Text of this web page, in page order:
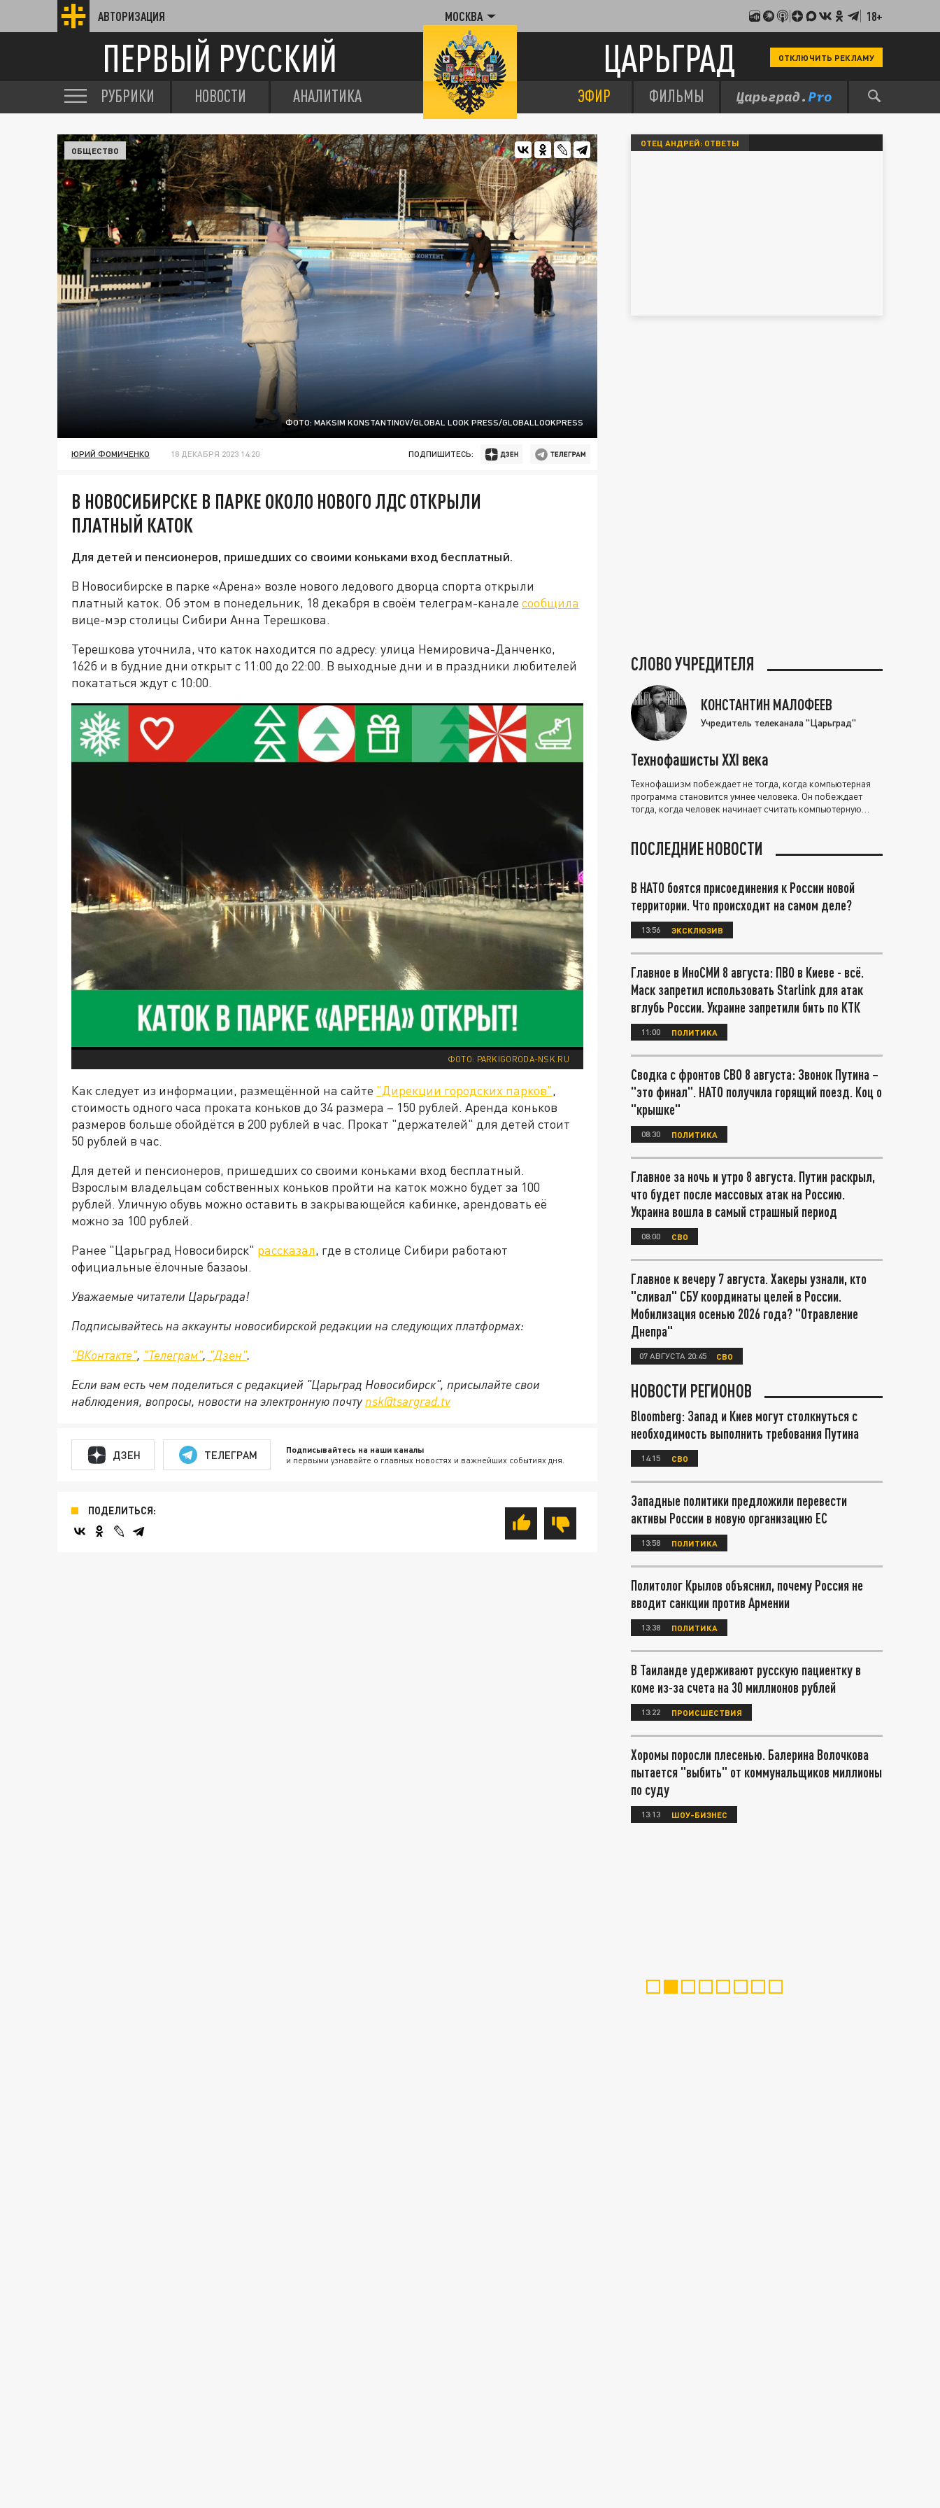
АВТОРИЗАЦИЯ МОСКВА 18+
ПЕРВЫЙ РУССКИЙ ЦАРЬГРАД ОТКЛЮЧИТЬ РЕКЛАМУ
РУБРИКИ НОВОСТИ АНАЛИТИКА ЭФИР ФИЛЬМЫ
ФОТО: MAKSIM KONSTANTINOV/GLOBAL LOOK PRESS/GLOBALLOOKPRESS
ОБЩЕСТВО
ЮРИЙ ФОМИЧЕНКО 18 ДЕКАБРЯ 2023 14:20 ПОДПИШИТЕСЬ:
В НОВОСИБИРСКЕ В ПАРКЕ ОКОЛО НОВОГО ЛДС ОТКРЫЛИ
ПЛАТНЫЙ КАТОК
Для детей и пенсионеров, пришедших со своими коньками вход бесплатный.
В Новосибирске в парке «Арена» возле нового ледового дворца спорта открыли
платный каток. Об этом в понедельник, 18 декабря в своём телеграм-канале сообщила
вице-мэр столицы Сибири Анна Терешкова.
Терешкова уточнила, что каток находится по адресу: улица Немировича-Данченко,
162б и в будние дни открыт с 11:00 до 22:00. В выходные дни и в праздники любителей
покататься ждут с 10:00.
ФОТО: PARKIGORODA-NSK.RU
Как следует из информации, размещённой на сайте "Дирекции городских парков",
стоимость одного часа проката коньков до 34 размера – 150 рублей. Аренда коньков
размеров больше обойдётся в 200 рублей в час. Прокат "держателей" для детей стоит
50 рублей в час.
Для детей и пенсионеров, пришедших со своими коньками вход бесплатный.
Взрослым владельцам собственных коньков пройти на каток можно будет за 100
рублей. Уличную обувь можно оставить в закрывающейся кабинке, арендовать её
можно за 100 рублей.
Ранее "Царьград Новосибирск" рассказал, где в столице Сибири работают
официальные ёлочные базаоы.
Уважаемые читатели Царьграда!
Подписывайтесь на аккаунты новосибирской редакции на следующих платформах:
"ВКонтакте", "Телеграм", "Дзен".
Если вам есть чем поделиться с редакцией "Царьград Новосибирск", присылайте свои
наблюдения, вопросы, новости на электронную почту nsk@tsargrad.tv
ДЗЕН ТЕЛЕГРАМ Подписывайтесь на наши каналы
и первыми узнавайте о главных новостях и важнейших событиях дня.
ПОДЕЛИТЬСЯ:
ОТЕЦ АНДРЕЙ: ОТВЕТЫ
СЛОВО УЧРЕДИТЕЛЯ
КОНСТАНТИН МАЛОФЕЕВ
Учредитель телеканала "Царьград"
Технофашисты XXI века
Технофашизм побеждает не тогда, когда компьютерная
программа становится умнее человека. Он побеждает
тогда, когда человек начинает считать компьютерную
ПОСЛЕДНИЕ НОВОСТИ
В НАТО боятся присоединения к России новой
территории. Что происходит на самом деле?
13:56 ЭКСКЛЮЗИВ
Главное в ИноСМИ 8 августа: ПВО в Киеве - всё.
Маск запретил использовать Starlink для атак
вглубь России. Украине запретили бить по КТК
11:00 ПОЛИТИКА
Сводка с фронтов СВО 8 августа: Звонок Путина –
"это финал". НАТО получила горящий поезд. Коц о
"крышке"
08:30 ПОЛИТИКА
Главное за ночь и утро 8 августа. Путин раскрыл,
что будет после массовых атак на Россию.
Украина вошла в самый страшный период
08:00 СВО
Главное к вечеру 7 августа. Хакеры узнали, кто
"сливал" СБУ координаты целей в России.
Мобилизация осенью 2026 года? "Отравление
Днепра"
07 АВГУСТА 20:45 СВО
НОВОСТИ РЕГИОНОВ
Bloomberg: Запад и Киев могут столкнуться с
необходимость выполнить требования Путина
14:15 СВО
Западные политики предложили перевести
активы России в новую организацию ЕС
13:58 ПОЛИТИКА
Политолог Крылов объяснил, почему Россия не
вводит санкции против Армении
13:38 ПОЛИТИКА
В Таиланде удерживают русскую пациентку в
коме из-за счета на 30 миллионов рублей
13:22 ПРОИСШЕСТВИЯ
Хоромы поросли плесенью. Балерина Волочкова
пытается "выбить" от коммунальщиков миллионы
по суду
13:13 ШОУ-БИЗНЕС